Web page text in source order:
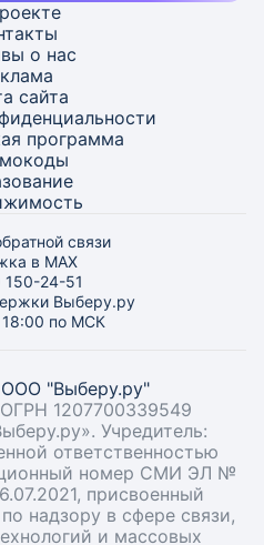
о нас
сайта
программа
связи
в MAX
150-24-51
Выберу.ру
по МСК
"Выберу.ру"
1207700339549
Учредитель:
ответственностью
номер СМИ ЭЛ №
присвоенный
надзору в сфере связи,
и массовых